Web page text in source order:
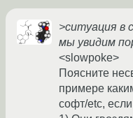
>ситуация в
мы увидим
<slowpoke>
Поясните
примере
софт/etc, если